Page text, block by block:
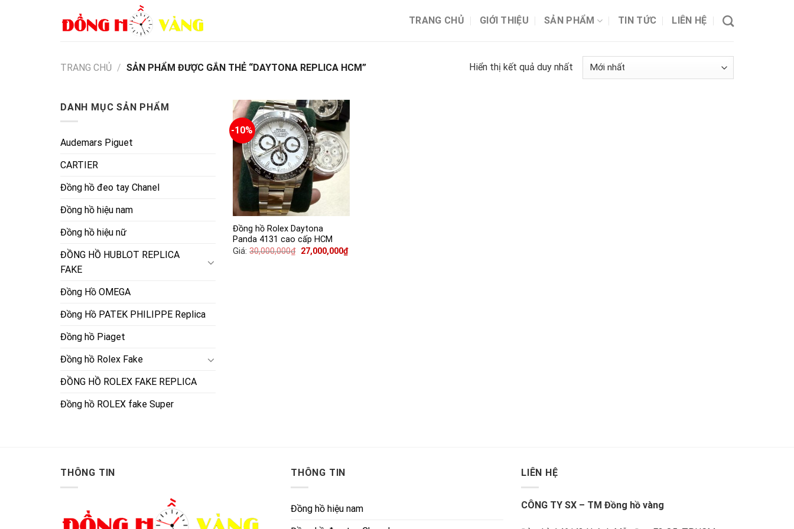
TRANG CHỦ GIỚI THIỆU SẢN PHẨM TIN TỨC LIÊN HỆ
TRANG CHỦ / SẢN PHẨM ĐƯỢC GẮN THẺ “DAYTONA REPLICA HCM” Hiển thị kết quả duy nhất
DANH MỤC SẢN PHẨM
Audemars Piguet
CARTIER
Đồng hồ đeo tay Chanel
Đồng hồ hiệu nam
Đồng hồ hiệu nữ
ĐỒNG HỒ HUBLOT REPLICA
FAKE
Đồng Hồ OMEGA
Đồng Hồ PATEK PHILIPPE Replica
Đồng hồ Piaget
Đồng hồ Rolex Fake
ĐỒNG HỒ ROLEX FAKE REPLICA
Đồng hồ ROLEX fake Super
-10%
Đồng hồ Rolex Daytona
Panda 4131 cao cấp HCM
Giá:30,000,000₫ 27,000,000₫
THÔNG TIN THÔNG TIN
Đồng hồ hiệu nam
LIÊN HỆ
CÔNG TY SX – TM Đồng hồ vàng